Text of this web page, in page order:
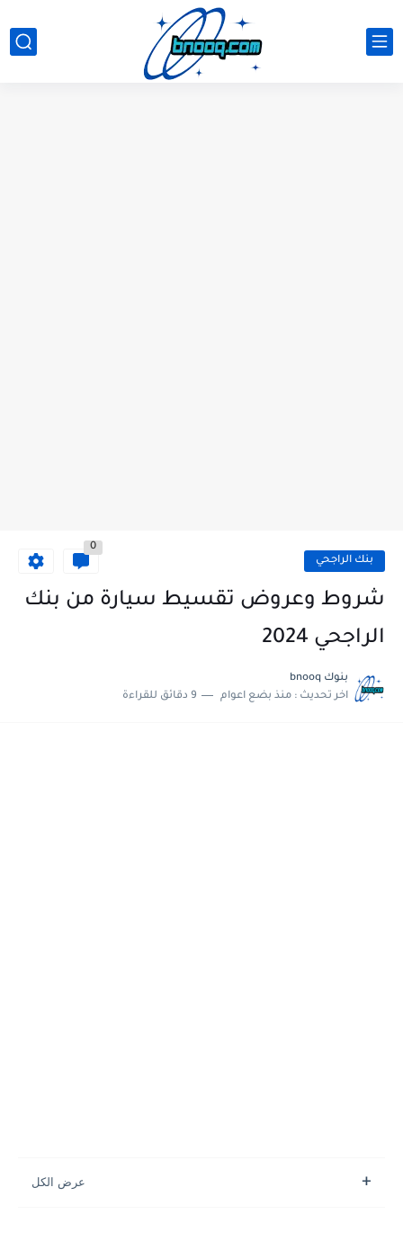
بنك الراجحي
0
شروط وعروض تقسيط سيارة من بنك
الراجحي 2024
بنوك bnooq
اخر تحديث : منذ بضع اعوام 9 دقائق للقراءة